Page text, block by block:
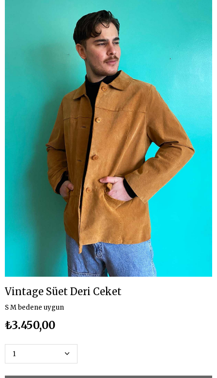
Vintage Süet Deri Ceket
S M bedene uygun
₺3.450,00